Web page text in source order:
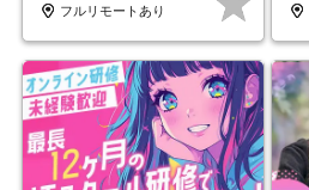
フルリモートあり